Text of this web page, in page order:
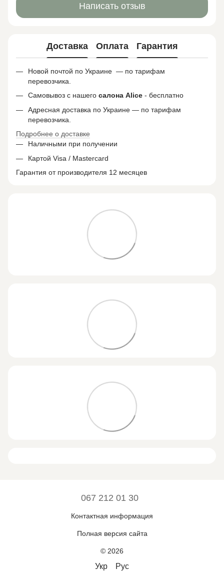
Написать отзыв
Доставка Оплата Гарантия
Новой почтой по Украине — по тарифам
перевозчика.
Самовывоз с нашего салона Alice - бесплатно
Адресная доставка по Украине — по тарифам
перевозчика.
Подробнее о доставке
Наличными при получении
Картой Visa / Mastercard
Гарантия от производителя 12 месяцев
067 212 01 30
Контактная информация
Полная версия сайта
© 2026
Укр Рус